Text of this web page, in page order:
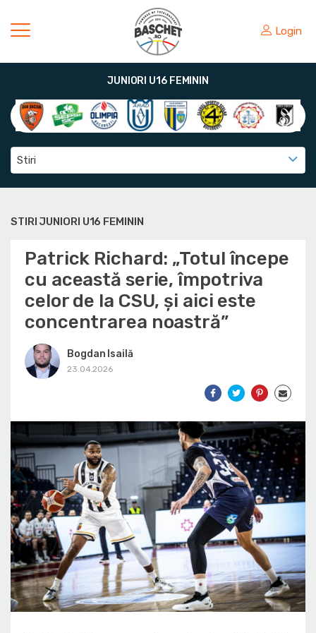
Login
JUNIORI U16 FEMININ
Stiri
STIRI JUNIORI U16 FEMININ
Patrick Richard: „Totul începe
cu această serie, împotriva
celor de la CSU, și aici este
concentrarea noastră”
Bogdan Isailă
23.04.2026